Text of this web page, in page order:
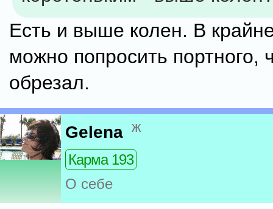
Есть и выше колен. В
можно попросить портного,
обрезал.
Gelena ж
Карма 193
О себе